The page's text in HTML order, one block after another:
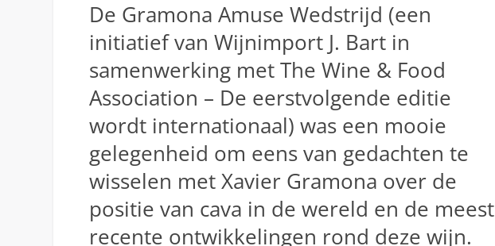
De Gramona Amuse Wedstrijd (een
initiatief van Wijnimport J. Bart in
samenwerking met The Wine & Food
Association – De eerstvolgende editie
wordt internationaal) was een mooie
gelegenheid om eens van gedachten te
wisselen met Xavier Gramona over de
positie van cava in de wereld en de meest
recente ontwikkelingen rond deze wijn.